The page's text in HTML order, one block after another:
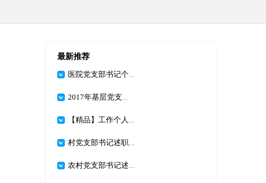
最新推荐
医院党支部书记个人述职报告
2017年基层党支部书记述职报告范文
【精品】工作个人述职报告模板汇总九篇
村党支部书记述职报告2017（精选）
农村党支部书记述职报告范文